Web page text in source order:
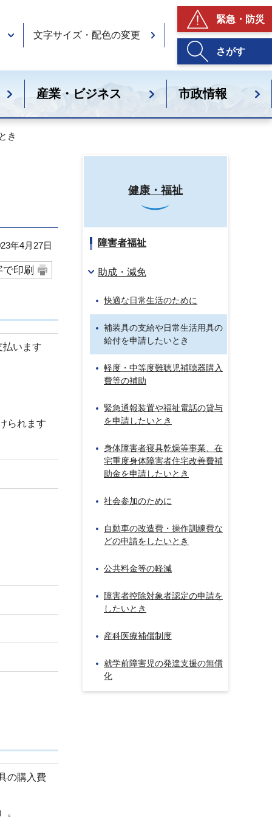
文字サイズ・配色の変更
緊急・防災
さがす
産業・ビジネス 市政情報
き
年4月27日
印刷
払います
られます
の購入費
。
健康・福祉
障害者福祉
助成・減免
快適な日常生活のために
補装具の支給や日常生活用具の
給付を申請したいとき
軽度・中等度難聴児補聴器購入
費等の補助
緊急通報装置や福祉電話の貸与
を申請したいとき
身体障害者寝具乾燥等事業、在
宅重度身体障害者住宅改善費補
助金を申請したいとき
社会参加のために
自動車の改造費・操作訓練費な
どの申請をしたいとき
公共料金等の軽減
障害者控除対象者認定の申請を
したいとき
産科医療補償制度
就学前障害児の発達支援の無償
化